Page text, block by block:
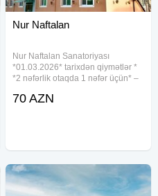
Nur Naftalan
Nur Naftalan Sanatoriyası
*01.03.2026* tarixdən qiymətlər *
*2 nəfərlik otaqda 1 nəfər üçün* –
nəfər üçün* – *140 AZN* * *3
70 AZN